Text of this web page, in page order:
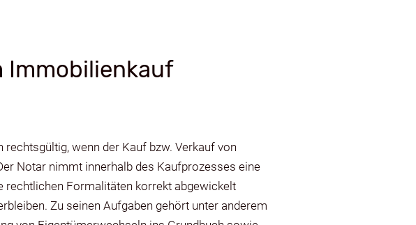
Immobilienkauf
wenn der Kauf bzw. Verkauf von
Notar nimmt innerhalb des Kaufprozesses eine
rechtlichen Formalitäten korrekt abgewickelt
Zu seinen Aufgaben gehört unter anderem